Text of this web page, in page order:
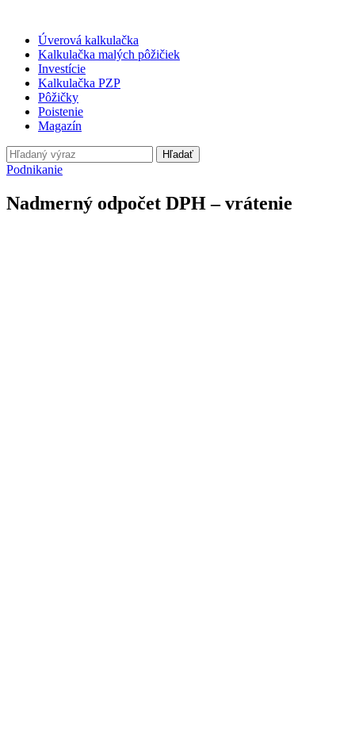
Úverová kalkulačka
Kalkulačka malých pôžičiek
Investície
Kalkulačka PZP
Pôžičky
Poistenie
Magazín
Hľadať
Podnikanie
Nadmerný odpočet DPH – vrátenie